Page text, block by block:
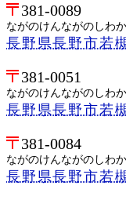
381-0089
ながのけんながのしわ
長野県長野市若
381-0051
ながのけんながのしわ
長野県長野市若
381-0084
ながのけんながのしわ
長野県長野市若